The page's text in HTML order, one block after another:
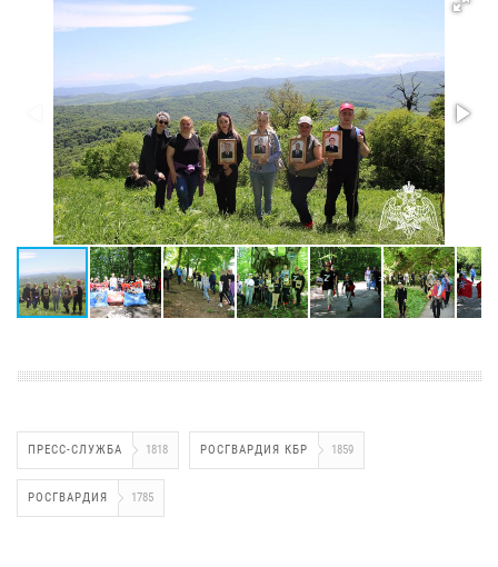
ПРЕСС-СЛУЖБА 1818 РОСГВАРДИЯ КБР 1859
РОСГВАРДИЯ 1785